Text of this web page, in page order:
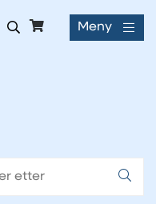
Meny